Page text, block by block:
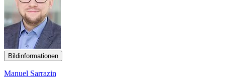
Bildinformationen
Manuel Sarrazin